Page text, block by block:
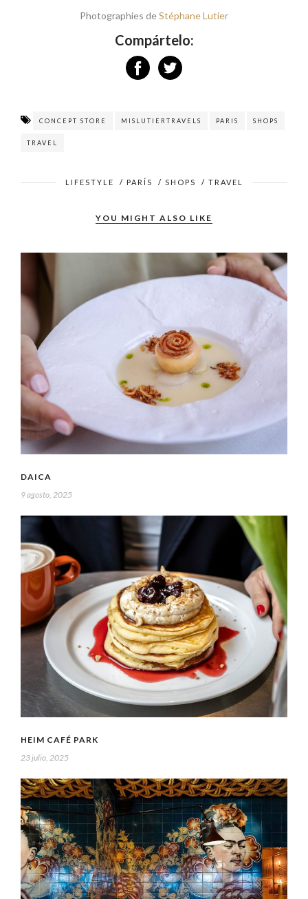
Photographies deStéphane Lutier
Compártelo:
CONCEPT STORE MISLUTIERTRAVELS PARIS SHOPS
TRAVEL
LIFESTYLE / PARÍS / SHOPS / TRAVEL
YOU MIGHT ALSO LIKE
DAICA
9 agosto, 2025
HEIM CAFÉ PARK
23 julio, 2025